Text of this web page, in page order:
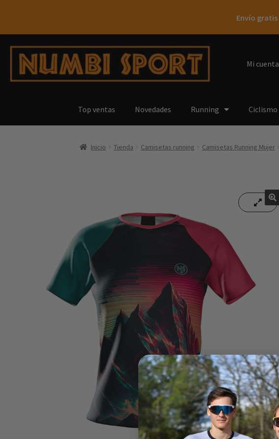
Envío gratis
Mi cuenta
Top ventas Novedades Running Ciclismo
Inicio Tienda Camisetas running Camisetas Running Mujer
🔍
🔍